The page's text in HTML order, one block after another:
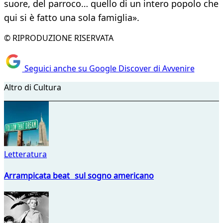
suore, del parroco… quello di un intero popolo che
qui si è fatto una sola famiglia».
© RIPRODUZIONE RISERVATA
Seguici anche su Google Discover di Avvenire
Altro di Cultura
Letteratura
Arrampicata beat sul sogno americano